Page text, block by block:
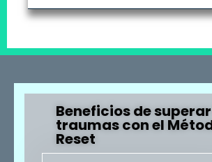
Beneficios de
traumas con el
Reset